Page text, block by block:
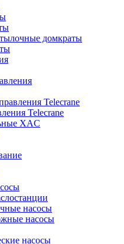
домкраты
Telecrane
Telecrane
XAC
насосы
насосы
насосы